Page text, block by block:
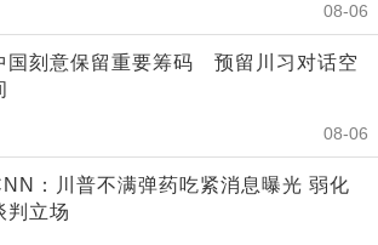
08-06
国刻意保留重要筹码 预留川习对话空
08-06
：川普不满弹药吃紧消息曝光 弱化
判立场